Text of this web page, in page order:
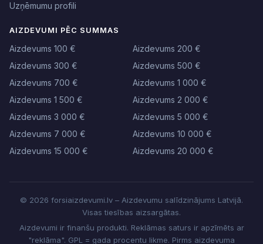
Uzņēmumu profili
AIZDEVUMI PĒC SUMMAS
Aizdevums 100 €
Aizdevums 200 €
Aizdevums 300 €
Aizdevums 500 €
Aizdevums 700 €
Aizdevums 1 000 €
Aizdevums 1 500 €
Aizdevums 2 000 €
Aizdevums 3 000 €
Aizdevums 5 000 €
Aizdevums 7 000 €
Aizdevums 10 000 €
Aizdevums 15 000 €
Aizdevums 20 000 €
© 2026 forsiaizdevumi.lv – Aizdevumu salīdzinājums Latvijā.
Visas tiesības aizsargātas.
Aizdevumi ir finanšu produkti. Reklāmas saturs ir apzīmēts ar
"reklāma". GPL = gada procentu likme. Pirms aizdevuma